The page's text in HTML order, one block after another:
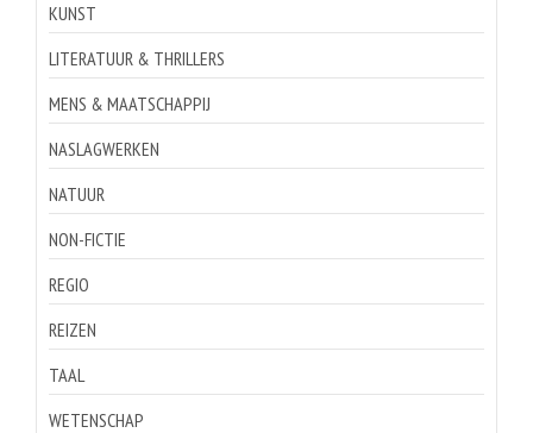
KUNST
LITERATUUR & THRILLERS
MENS & MAATSCHAPPIJ
NASLAGWERKEN
NATUUR
NON-FICTIE
REGIO
REIZEN
TAAL
WETENSCHAP